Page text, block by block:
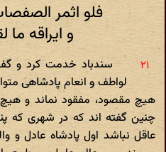
فلو اثمر
و ایراقه ما
سندباد خدمت کرد و
لواطف و انعام پادشاهی
هیچ مقصود، مفقود نماند و
چنین گفته اند که در شهری که
عاقل نباشد اول پادشاه عادل و